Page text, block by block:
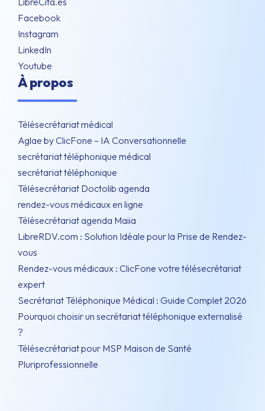
Facebook
Instagram
LinkedIn
Youtube
À propos
Télésecrétariat médical
Aglae by ClicFone – IA Conversationnelle
secrétariat téléphonique médical
secrétariat téléphonique
Télésecrétariat Doctolib agenda
rendez-vous médicaux en ligne
Télésecrétariat agenda Maiia
LibreRDV.com : Solution Idéale pour la Prise de Rendez-
vous
Rendez-vous médicaux : ClicFone votre télésecrétariat
expert
Secrétariat Téléphonique Médical : Guide Complet 2026
Pourquoi choisir un secrétariat téléphonique externalisé
?
Télésecrétariat pour MSP Maison de Santé
Pluriprofessionnelle